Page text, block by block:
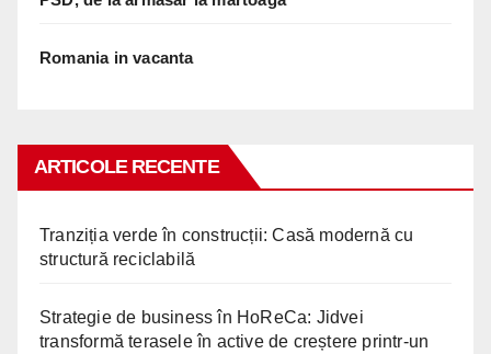
Romania in vacanta
ARTICOLE RECENTE
Tranziția verde în construcții: Casă modernă cu
structură reciclabilă
Strategie de business în HoReCa: Jidvei
transformă terasele în active de creștere printr-un